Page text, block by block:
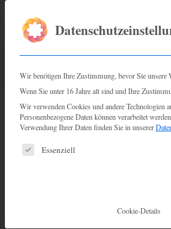
Wir benötigen Ihre Zustimmung, bevor Sie unsere
Wenn Sie unter 16 Jahre alt sind und Ihre
Wir verwenden Cookies und andere Technologien
Personenbezogene Daten können verarbeitet
Verwendung Ihrer Daten finden Sie in unserer
Es folgt eine Liste der
Essenziell
Cookie-Details